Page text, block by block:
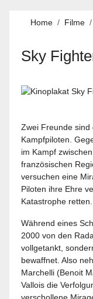
Home Filme
Sky
Zwei Freunde sind
Kampfpiloten.
im Kampf
französischen
versuchen eine
Piloten ihre Ehre
Katastrophe retten.
Während eines
2000 von den
vollgetankt,
bewaffnet. Also
Marchelli (Benoit
Vallois die
verschollene